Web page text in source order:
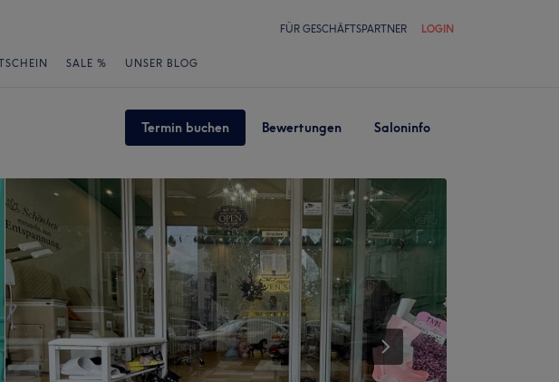
FÜR GESCHÄFTSPARTNER LOGIN
SALE % UNSER BLOG
Termin buchen Bewertungen Saloninfo